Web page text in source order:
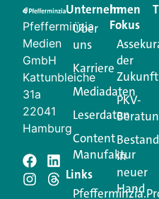
Creator für Ihre
Ihren Vertriebsalltag
Login.
Jetzt anmelden
Schreiben Sie
Pfefferminzia
Medien
GmbH
Kattunbleiche
31a
22041
Hamburg
Unternehmen
Über
uns
Karriere
Mediadaten
Leserdaten
Content
Manufaktur
Links
Im
Fokus
der
Zukunft
PKV-
Bestand
in
neuer
Hand